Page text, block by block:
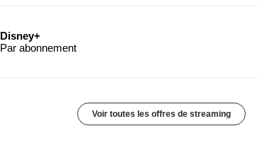
Disney+
Par abonnement
Voir toutes les offres de streaming